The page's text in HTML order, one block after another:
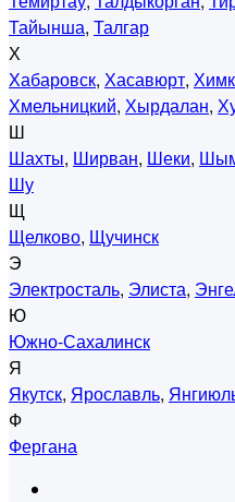
Тайынша, Талгар
Х
Хабаровск, Хасавюрт,
Хмельницкий, Хырдалан,
Ш
Шахты, Ширван, Шеки,
Шу
Щ
Щелково, Щучинск
Э
Электросталь, Элиста,
Ю
Южно-Сахалинск
Я
Якутск, Ярославль,
Ф
Фергана